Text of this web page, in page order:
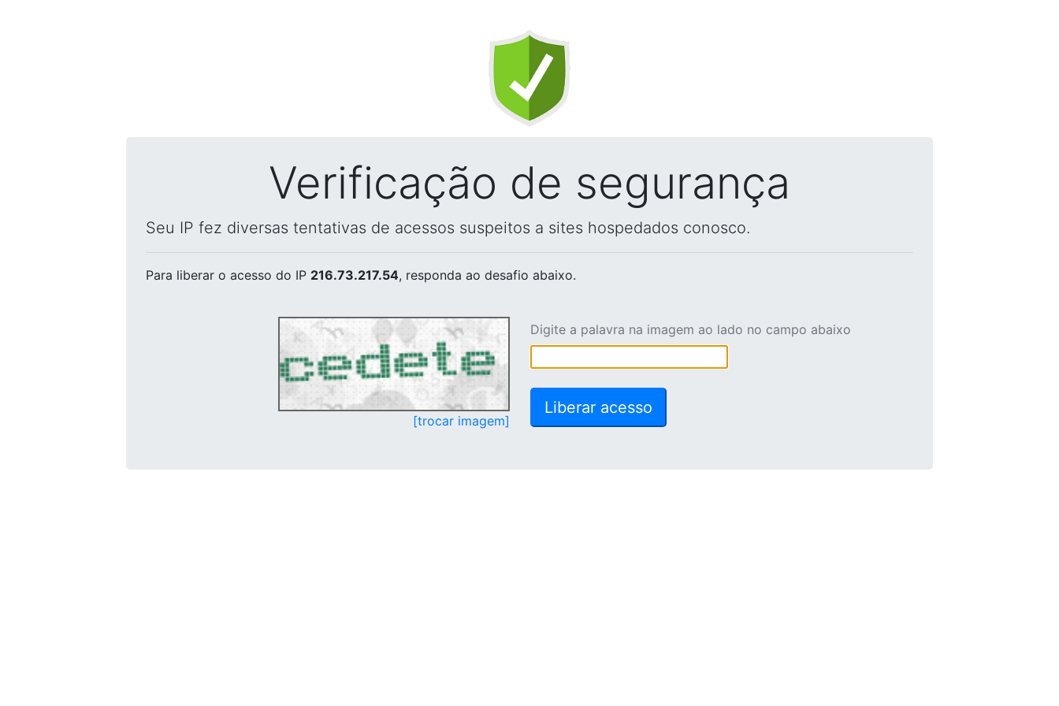
Verificação de segurança
Seu IP fez diversas tentativas de acessos suspeitos a sites hospedados conosco.
Para liberar o acesso do IP 216.73.217.54, responda ao desafio abaixo.
[trocar imagem]
Digite a palavra na imagem ao lado no campo abaixo